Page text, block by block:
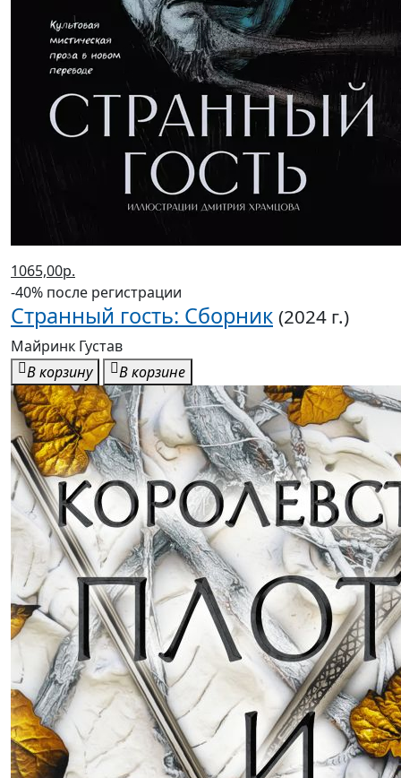
1065,00р.
-40% после регистрации
Странный гость: Сборник (2024 г.)
Майринк Густав
В корзину
В корзине